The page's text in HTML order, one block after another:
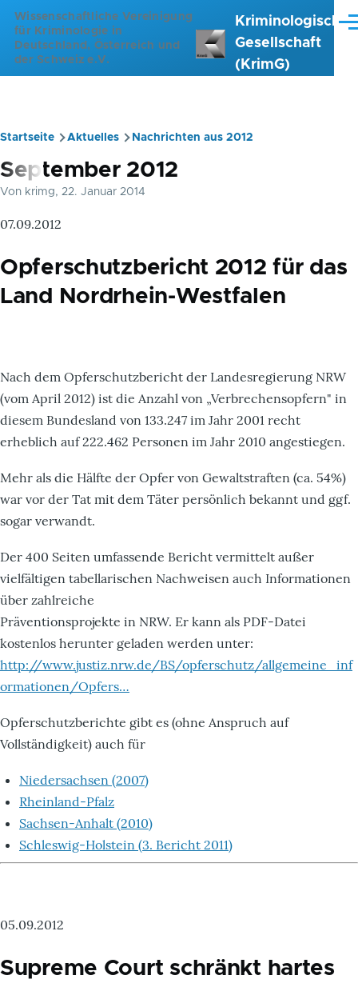
Direkt zum Inhalt
Wissenschaftliche Vereinigung
für Kriminologie in
Deutschland, Österreich und
der Schweiz e.V.
Kriminologische
Gesellschaft
(KrimG)
Pfadnavigation
Startseite Aktuelles Nachrichten aus 2012
September 2012
Von krimg, 22. Januar 2014
07.09.2012
Opferschutzbericht 2012 für das
Land Nordrhein-Westfalen
Nach dem Opferschutzbericht der Landesregierung NRW
(vom April 2012) ist die Anzahl von „Verbrechensopfern" in
diesem Bundesland von 133.247 im Jahr 2001 recht
erheblich auf 222.462 Personen im Jahr 2010 angestiegen.
Mehr als die Hälfte der Opfer von Gewaltstraften (ca. 54%)
war vor der Tat mit dem Täter persönlich bekannt und ggf.
sogar verwandt.
Der 400 Seiten umfassende Bericht vermittelt außer
vielfältigen tabellarischen Nachweisen auch Informationen
über zahlreiche
Präventionsprojekte in NRW. Er kann als PDF-Datei
kostenlos herunter geladen werden unter:
http://www.justiz.nrw.de/BS/opferschutz/allgemeine_inf
ormationen/Opfers…
Opferschutzberichte gibt es (ohne Anspruch auf
Vollständigkeit) auch für
Niedersachsen (2007)
Rheinland-Pfalz
Sachsen-Anhalt (2010)
Schleswig-Holstein (3. Bericht 2011)
05.09.2012
Supreme Court schränkt hartes